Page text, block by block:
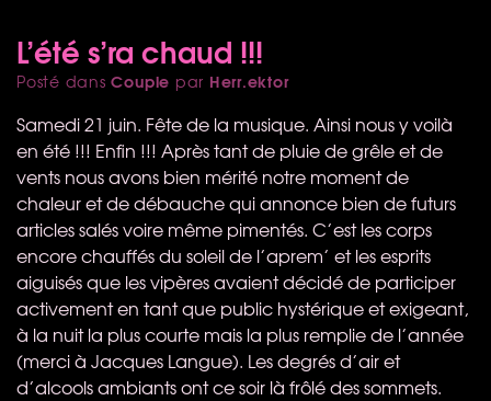
L’été s’ra chaud !!!
Posté dansCouple par Herr.ektor
Samedi 21 juin. Fête de la musique. Ainsi nous y voilà
en été !!! Enfin !!! Après tant de pluie de grêle et de
vents nous avons bien mérité notre moment de
chaleur et de débauche qui annonce bien de futurs
articles salés voire même pimentés. C’est les corps
encore chauffés du soleil de l’aprem’ et les esprits
aiguisés que les vipères avaient décidé de participer
activement en tant que public hystérique et exigeant,
à la nuit la plus courte mais la plus remplie de l’année
(merci à Jacques Langue). Les degrés d’air et
d’alcools ambiants ont ce soir là frôlé des sommets.